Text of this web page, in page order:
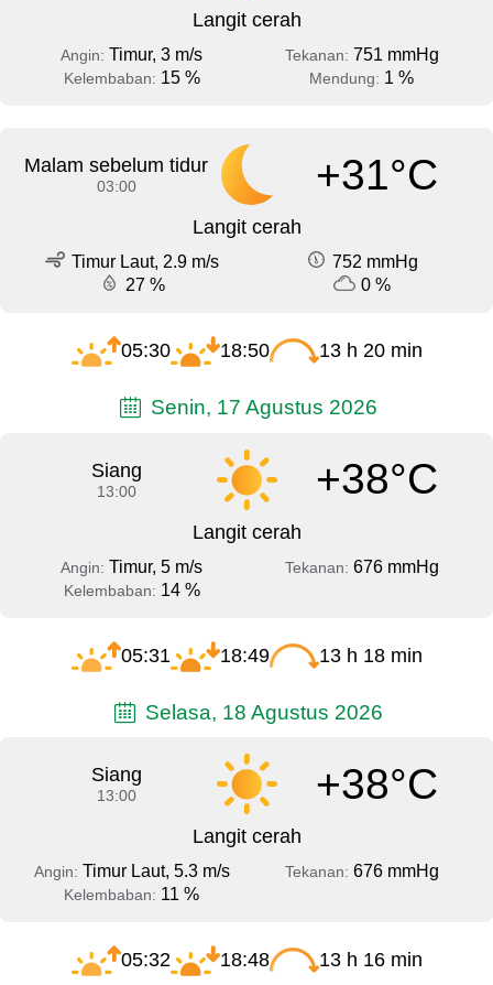
Langit cerah
Angin: Timur, 3 m/s Tekanan: 751 mmHg
Kelembaban: 15 % Mendung: 1 %
Malam sebelum tidur
03:00 +31°C
Langit cerah
Timur Laut, 2.9 m/s
752 mmHg
27 %
0 %
05:30 18:50 13 h 20 min
Senin, 17 Agustus 2026
Siang
13:00 +38°C
Langit cerah
Angin: Timur, 5 m/s Tekanan: 676 mmHg
Kelembaban: 14 %
05:31 18:49 13 h 18 min
Selasa, 18 Agustus 2026
Siang
13:00 +38°C
Langit cerah
Angin: Timur Laut, 5.3 m/s Tekanan: 676 mmHg
Kelembaban: 11 %
05:32 18:48 13 h 16 min